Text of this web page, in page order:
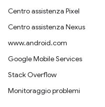
Centro assistenza Pixel
Centro assistenza Nexus
www.android.com
Google Mobile Services
Stack Overflow
Monitoraggio problemi